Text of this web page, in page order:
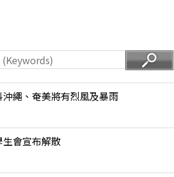
繩、奄美將有烈風及暴雨
會宣布解散